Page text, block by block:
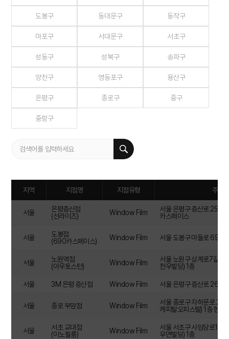
도봉구 동대문구 동작구
마포구 서대문구 서초구
성동구 성북구 송파구
양천구 영등포구 용산구
은평구 종로구 중구
중랑구
지역 지점명 지점유형 주소
서울
은평증산점
(선라이즈)
Window Film
서울 은평구 증산로 257 (
카스페이스
서울
도봉점
(690카스페이스)
Window Film 서울 도봉구 마들로 690 (
서울
노원역점
(아우토스턴)
Window Film
서울 노원구 상계로7길 25
천우빌딩) 1층
서울 3M 은평 증산점 Window Film 서울 은평구 증산로 267 1
서울 종로 부암점 Window Film
서울 종로구 자하문로 252
캐피탈오피스텔) 1층 현대
서울
서초 교대점
(이노필름)
Window Film
서울 서초구 사임당로10길
우면빌딩) 1층